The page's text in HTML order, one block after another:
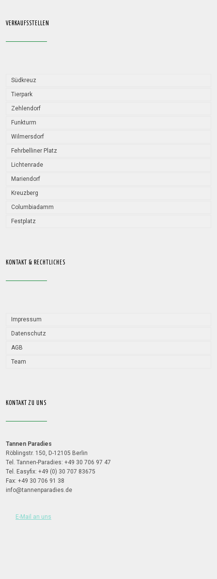
VERKAUFSSTELLEN
Südkreuz
Tierpark
Zehlendorf
Funkturm
Wilmersdorf
Fehrbelliner Platz
Lichtenrade
Mariendorf
Kreuzberg
Columbiadamm
Festplatz
KONTAKT & RECHTLICHES
Impressum
Datenschutz
AGB
Team
KONTAKT ZU UNS
Tannen Paradies
Röblingstr. 150, D-12105 Berlin
Tel. Tannen-Paradies: +49 30 706 97 47
Tel. Easyfix: +49 (0) 30 707 83675
Fax: +49 30 706 91 38
info@tannenparadies.de
E-Mail an uns